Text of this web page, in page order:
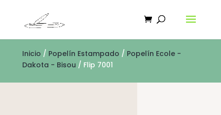
Inicio / Popelín Estampado / Popelín Ecole -
Dakota - Bisou / Flip 7001